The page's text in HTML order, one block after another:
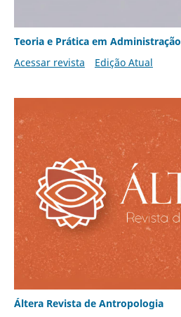
Teoria e Prática em Administração
Acessar revista
Edição Atual
Áltera Revista de Antropologia